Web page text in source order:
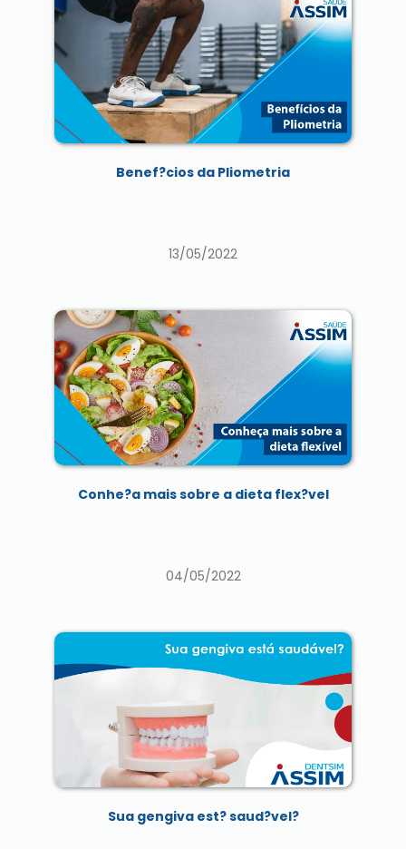
Benef?cios da Pliometria
13/05/2022
Conhe?a mais sobre a dieta flex?vel
04/05/2022
Sua gengiva est? saud?vel?